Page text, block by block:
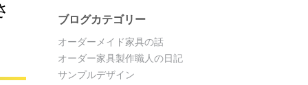
ブログカテゴリー
オーダーメイド家具の話
オーダー家具製作職人の日記
サンプルデザイン